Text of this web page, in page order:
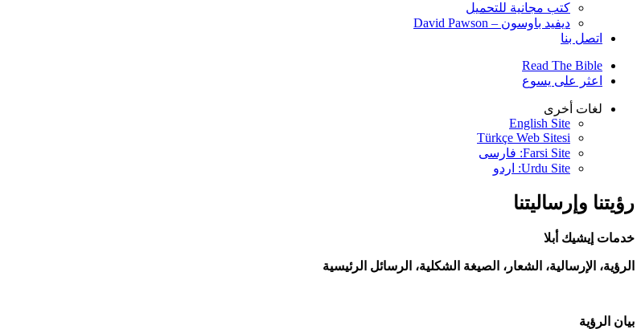
كتب مجانية للتحميل
ديفيد باوسون – David Pawson
اتصل بنا
Read The Bible
اعثر على يسوع
لغات أخرى
English Site
Türkçe Web Sitesi
Farsi Site: فارسی
Urdu Site: اردو
رؤيتنا وإرساليتنا
خدمات إيشيك أبلا
الرؤية، الإرسالية، الشعار، الصيغة الشكلية، الرسائل الرئيسية
بيان الرؤية